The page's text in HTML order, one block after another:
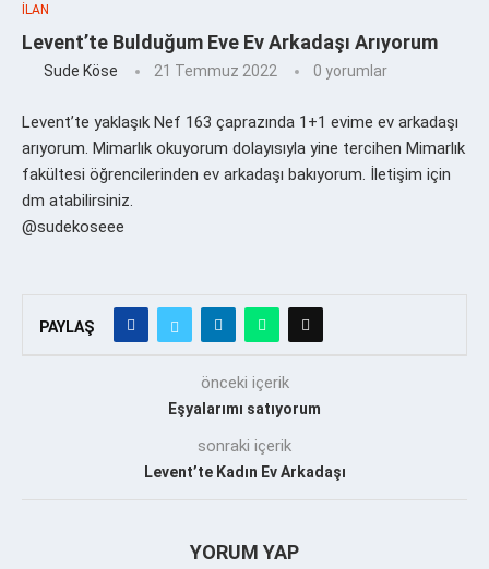
İLAN
Levent’te Bulduğum Eve Ev Arkadaşı Arıyorum
Sude Köse 21 Temmuz 2022 0 yorumlar
Levent’te yaklaşık Nef 163 çaprazında 1+1 evime ev arkadaşı
arıyorum. Mimarlık okuyorum dolayısıyla yine tercihen Mimarlık
fakültesi öğrencilerinden ev arkadaşı bakıyorum. İletişim için
dm atabilirsiniz.
@sudekoseee
PAYLAŞ
önceki içerik
Eşyalarımı satıyorum
sonraki içerik
Levent’te Kadın Ev Arkadaşı
YORUM YAP